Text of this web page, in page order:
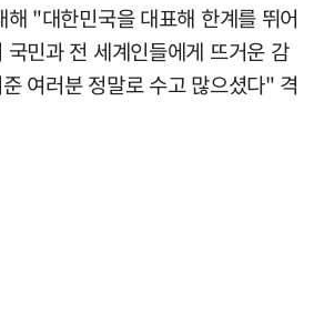
해 "대한민국을 대표해 한계를 뛰어
국민과 전 세계인들에게 뜨거운 감
여러분 정말로 수고 많으셨다" 격